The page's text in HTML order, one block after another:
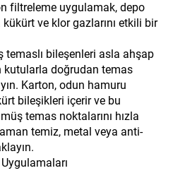
filtreleme uygulamak, depo
ve klor gazlarını etkili bir
temaslı bileşenleri asla ahşap
kutularla doğrudan temas
Karton, odun hamuru
bileşikleri içerir ve bu
temas noktalarını hızla
temiz, metal veya anti-